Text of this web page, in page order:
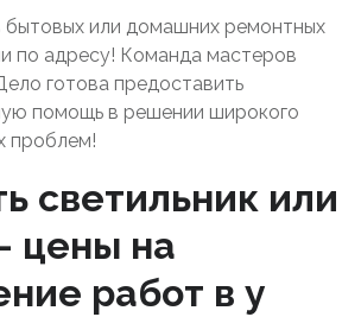
или домашних ремонтных
по адресу! Команда мастеров
готова предоставить
помощь в решении широкого
проблем!
светильник или
цены на
работ в у